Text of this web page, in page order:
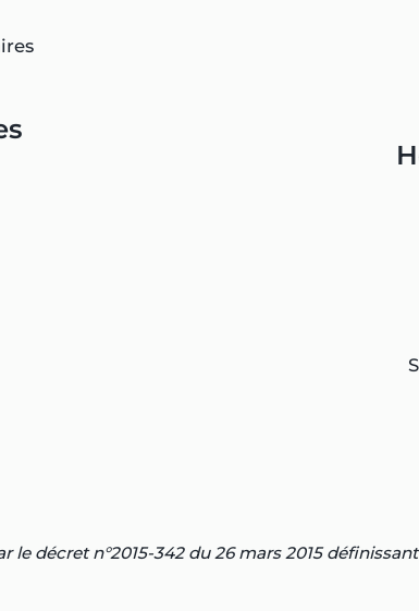
décret n°2015-342 du 26 mars 2015